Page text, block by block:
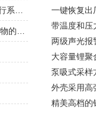
一键恢复出
带温度和压
两级声光报
大容量锂聚
泵吸式采样
外壳采用高
精美高档的